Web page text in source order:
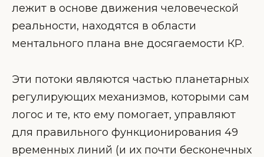
лежит в основе движения человеческой
реальности, находятся в области
ментального плана вне досягаемости КР.
Эти потоки являются частью планетарных
регулирующих механизмов, которыми сам
логос и те, кто ему помогает, управляют
для правильного функционирования 49
временных линий (и их почти бесконечных